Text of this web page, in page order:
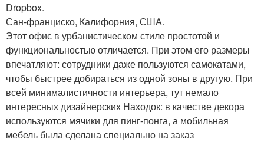
Dropbox.
Сан-франциско, Калифорния, США.
Этот офис в урбанистическом стиле простотой и
функциональностью отличается. При этом его размеры
впечатляют: сотрудники даже пользуются самокатами,
чтобы быстрее добираться из одной зоны в другую. При
всей минималистичности интерьера, тут немало
интересных дизайнерских Находок: в качестве декора
используются мячики для пинг-понга, а мобильная
мебель была сделана специально на заказ